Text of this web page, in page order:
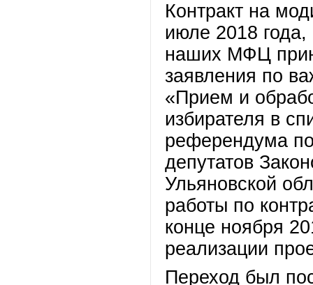
Контракт на
июле 2018 года,
наших МФЦ
заявления по
«Прием и
избирателя в
референдума
депутатов
Ульяновской
работы по
конце ноября
реализации
Переход был